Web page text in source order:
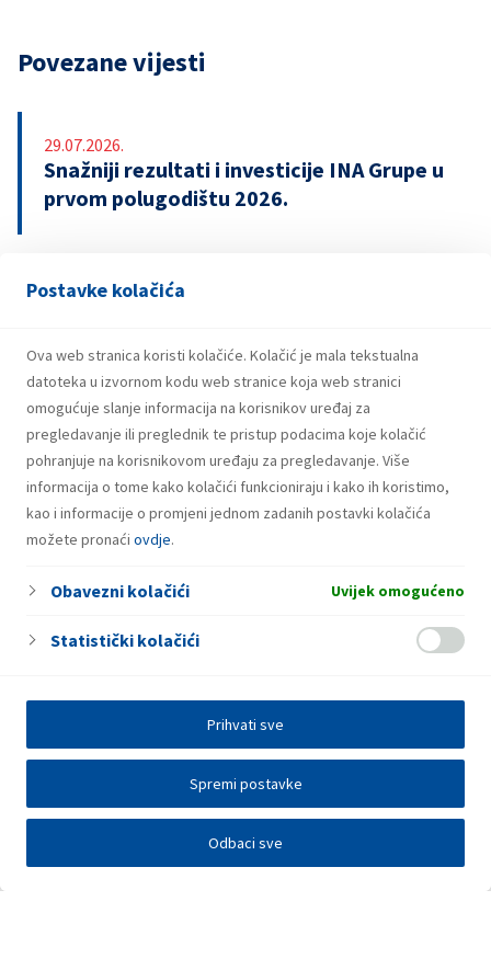
Postavke kolačića
Ova web stranica koristi kolačiće. Kolačić je mala tekstualna
datoteka u izvornom kodu web stranice koja web stranici
omogućuje slanje informacija na korisnikov uređaj za
pregledavanje ili preglednik te pristup podacima koje kolačić
pohranjuje na korisnikovom uređaju za pregledavanje. Više
informacija o tome kako kolačići funkcioniraju i kako ih koristimo,
kao i informacije o promjeni jednom zadanih postavki kolačića
možete pronaći ovdje.
Obavezni kolačići Uvijek omogućeno
Statistički kolačići
Odbaci sve
Spremi postavke
Prihvati sve
Povezane vijesti
29.07.2026.
Snažniji rezultati i investicije INA Grupe u
prvom polugodištu 2026.
21.07.2026.
u iznosu od 500 milijuna eura